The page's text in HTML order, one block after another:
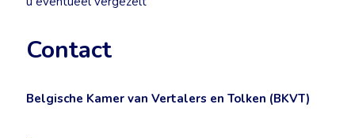
Contact
Belgische Kamer van Vertalers en Tolken (BKVT)